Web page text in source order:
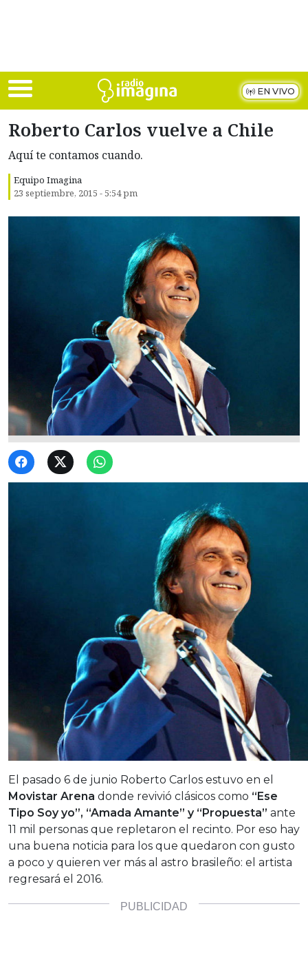
EN VIVO
Roberto Carlos vuelve a Chile
Aquí te contamos cuando.
Equipo Imagina
23 septiembre, 2015 - 5:54 pm
El pasado 6 de junio Roberto Carlos estuvo en el
Movistar Arena donde revivió clásicos como “Ese
Tipo Soy yo”, “Amada Amante” y “Propuesta” ante
11 mil personas que repletaron el recinto. Por eso hay
una buena noticia para los que quedaron con gusto
a poco y quieren ver más al astro brasileño: el artista
regresará el 2016.